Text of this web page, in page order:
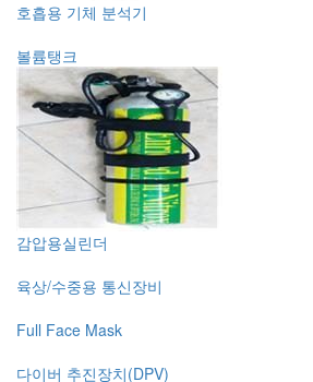
호흡용 기체 분석기
볼륨탱크
감압용실린더
육상/수중용 통신장비
Full Face Mask
다이버 추진장치(DPV)